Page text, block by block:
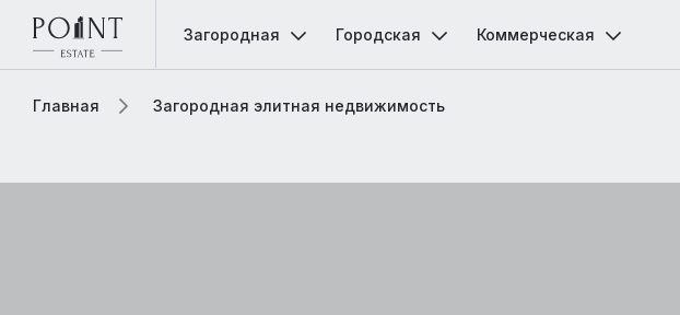
Загородная Городская Коммерческая
Главная Загородная элитная недвижимость